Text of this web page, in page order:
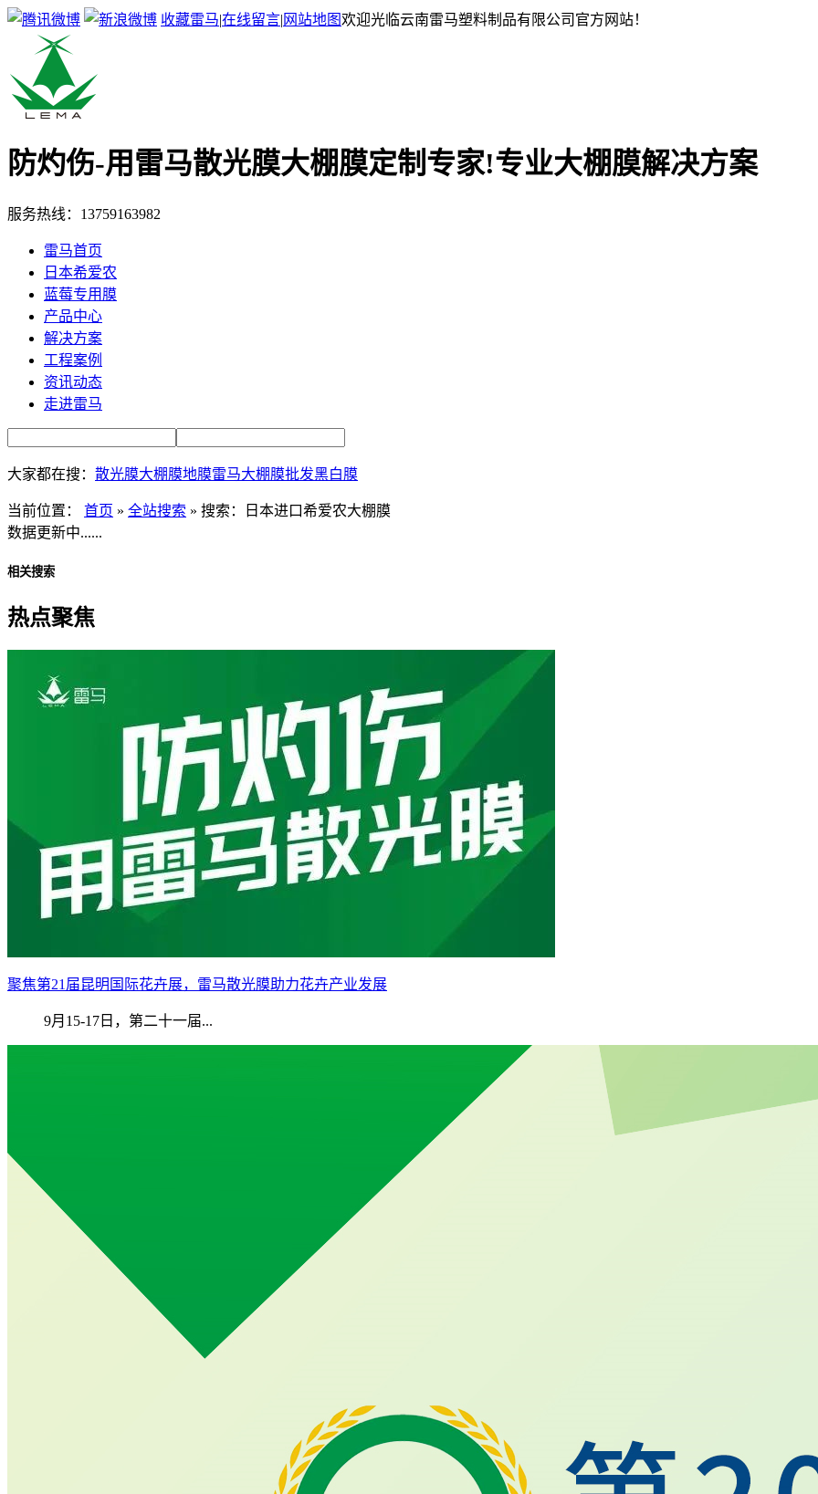
收藏雷马|在线留言| 网站地图欢迎光临云南雷马塑料制品有限公司官方网站！
防灼伤-用雷马散光膜大棚膜定制专家!专业大棚膜解决方案
服务热线： 13759163982
雷马首页
日本希爱农
蓝莓专用膜
产品中心
解决方案
工程案例
资讯动态
走进雷马
大家都在搜： 散光膜大棚膜地膜雷马大棚膜批发黑白膜
当前位置： 首页 » 全站搜索 » 搜索：日本进口希爱农大棚膜
数据更新中......
相关搜索
热点聚焦
聚焦第21届昆明国际花卉展，雷马散光膜助力花卉产业发展
9月15-17日，第二十一届...